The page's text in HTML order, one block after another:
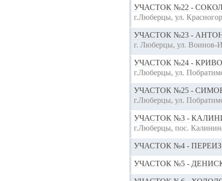
УЧАСТОК №22 -
г.Люберцы, ул.
УЧАСТОК №23 -
г. Люберцы, ул. Воинов-
УЧАСТОК №24 -
г.Люберцы, ул.
УЧАСТОК №25 -
г.Люберцы, ул.
УЧАСТОК №3 -
г.Люберцы, пос.
УЧАСТОК №4 -
УЧАСТОК №5 -